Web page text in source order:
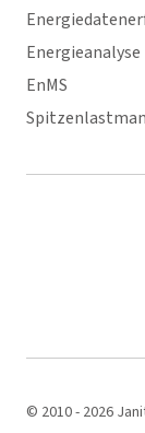
Energieanalyse
EnMS
© 2010 - 2026